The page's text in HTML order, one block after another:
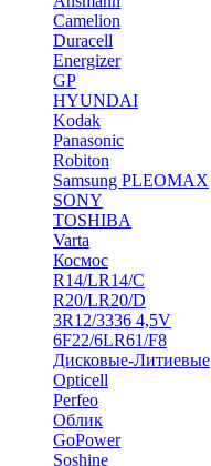
Camelion
Duracell
Energizer
GP
HYUNDAI
Kodak
Panasonic
Robiton
Samsung PLEOMAX
SONY
TOSHIBA
Varta
Космос
R14/LR14/C
R20/LR20/D
3R12/3336 4,5V
6F22/6LR61/F8
Дисковые-Литиевые
Opticell
Perfeo
Облик
GoPower
Soshine